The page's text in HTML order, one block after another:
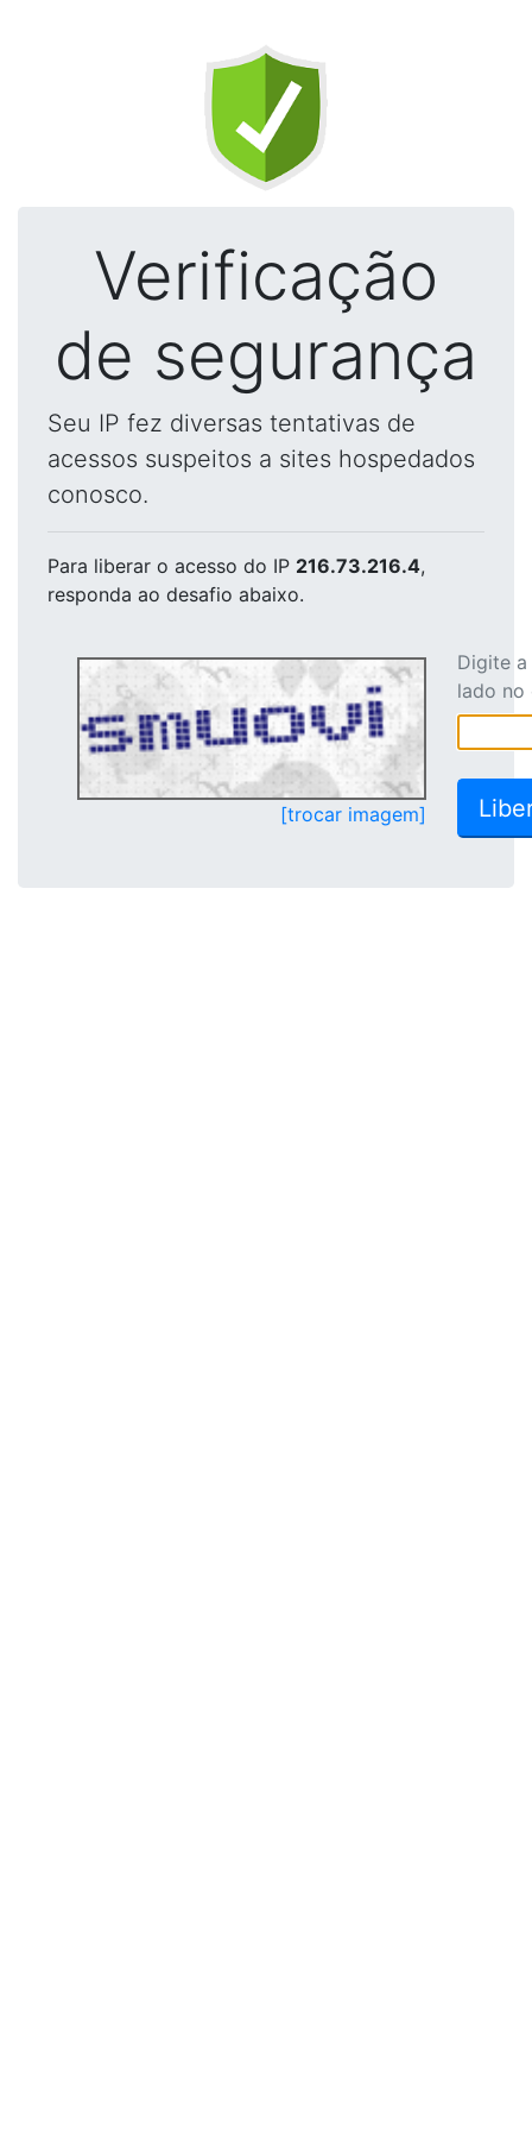
Verificação
de segurança
Seu IP fez diversas tentativas de
acessos suspeitos a sites hospedados
conosco.
Para liberar o acesso do IP 216.73.216.4,
responda ao desafio abaixo.
[trocar imagem]
Digite
lado no